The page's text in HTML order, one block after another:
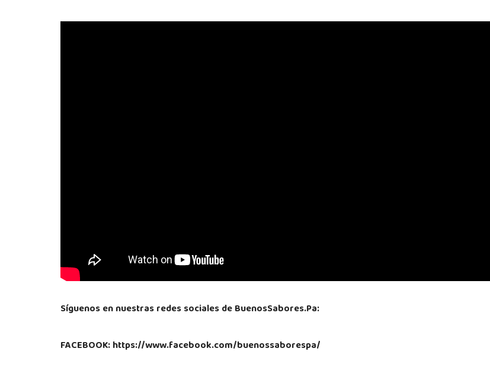
Síguenos en nuestras redes sociales de BuenosSabores.Pa:
FACEBOOK: https://www.facebook.com/buenossaborespa/